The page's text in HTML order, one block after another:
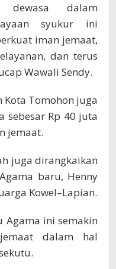
dewasa dalam
syukur ini
iman jemaat,
dan terus
Wawali Sendy.
Kota Tomohon juga
sebesar Rp 40 juta
jemaat.
juga dirangkaikan
baru, Henny
Kowel–Lapian.
Agama ini semakin
dalam hal